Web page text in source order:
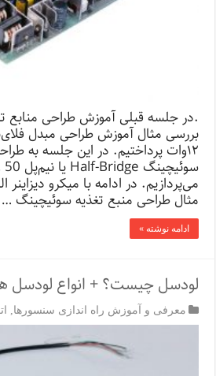
.در جلسه قبلی آموزش طراحی منابع
۱۲‌وات پرداختیم. در این جلسه به
می‌پردازیم. در ادامه با میکرو
مثال طراحی منبع تغذیه سوئیچینگ …
ادامه نوشته »
لودسل چیست؟ + انواع لودسل
معرفی و آموزش راه اندازی سنسورها,